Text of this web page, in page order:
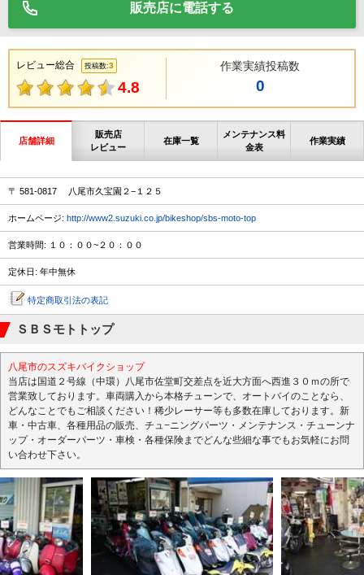
販売店に電話する
レビュー総合 投稿数:3
4.8
作業実績投稿数
0
店舗詳細
販売店
レビュー
在庫一覧
メンテナンス料
金表
作業実績
〒 581-0817 八尾市久宝園２−１２５
ホームページ: http://www2.suzuki.co.jp/bikeshop/sbs-moto-top
営業時間: １０：００~２０：００
定休日: 年中無休
特定商取引法の表記
ＳＢＳモトトップ
八尾市のスズキバイクショップ
当店は国道２号線（中環）八尾市佐堂町交差点を近大方面へ西進３０ｍの所で
営業致しております。車両購入から本格チューンで、オートバイのことなら、
どんなことでもご相談ください！稀少レーサー等も多数在庫しております。新
車・中古車、各種用品の販売、チュ−ニングパーツ・メンテナンス・チューンナ
ップ・オーダーパーツ・車検・各種保険までどんな些細な事でもお気軽にお問
い合わせ下さい。